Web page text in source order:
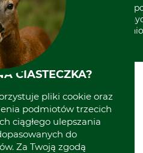
* Wszystkie ceny zawierają
kosztów wysyłki lub
CIASTECZKA?
pliki cookie oraz
podmiotów trzecich
ciągłego ulepszania
do
Za Twoją zgodą